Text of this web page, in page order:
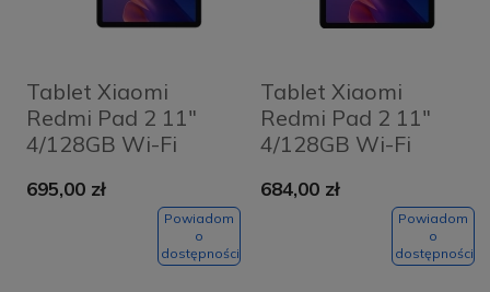
Tablet Xiaomi
Redmi Pad 2 11"
4/128GB Wi-Fi
Lavender Purple
695,00 zł
Powiadom
o
dostępności
Tablet Xiaomi
Redmi Pad 2 11"
4/128GB Wi-Fi
Green
684,00 zł
Powiadom
o
dostępności